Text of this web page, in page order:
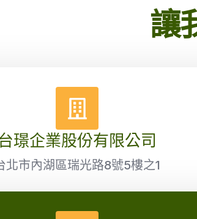
讓
璟企業股份有限公司
北市內湖區瑞光路8號5樓之1